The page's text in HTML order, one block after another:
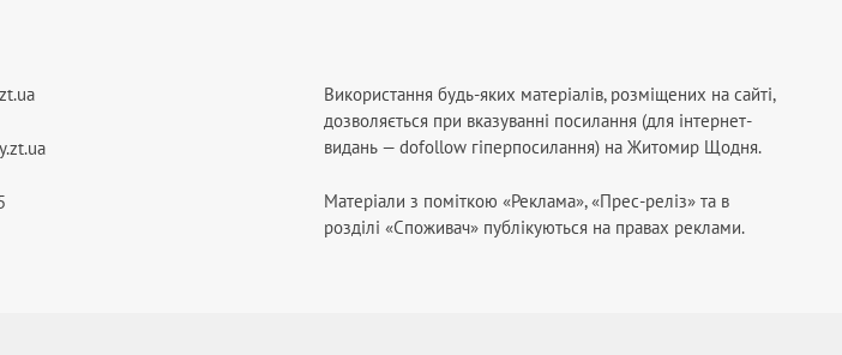
Використання будь-яких матеріалів, розміщених на сайті,
дозволяється при вказуванні посилання (для інтернет-
видань — dofollow гіперпосилання) на Житомир Щодня.
Матеріали з поміткою «Реклама», «Прес-реліз» та в
розділі «Споживач» публікуються на правах реклами.